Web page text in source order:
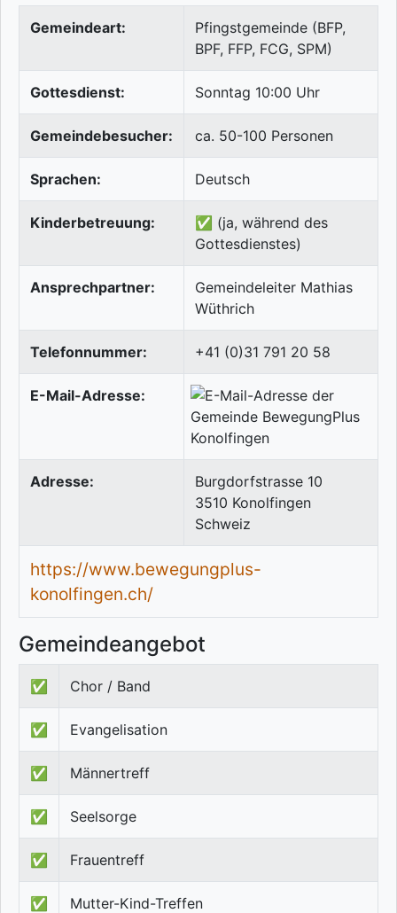
Gemeindeart:
Pfingstgemeinde (BFP,
BPF, FFP, FCG, SPM)
Gottesdienst: Sonntag 10:00 Uhr
Gemeindebesucher: ca. 50-100 Personen
Sprachen: Deutsch
Kinderbetreuung:
✅ (ja, während des
Gottesdienstes)
Ansprechpartner:
Gemeindeleiter Mathias
Wüthrich
Telefonnummer: +41 (0)31 791 20 58
E-Mail-Adresse:
Adresse:
Burgdorfstrasse 10
3510 Konolfingen
Schweiz
https://www.bewegungplus-
konolfingen.ch/
Gemeindeangebot
✅ Chor / Band
✅ Evangelisation
✅ Männertreff
✅ Seelsorge
✅ Frauentreff
✅ Mutter-Kind-Treffen